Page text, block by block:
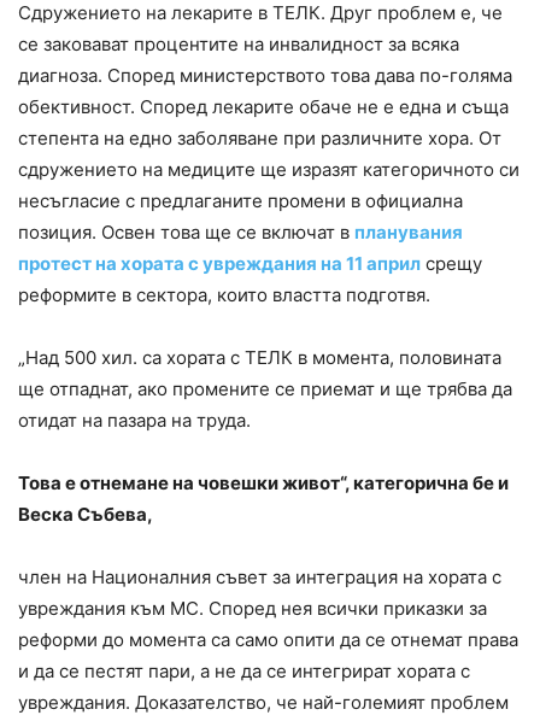
Сдружението на лекарите в ТЕЛК. Друг проблем е, че
се заковават процентите на инвалидност за всяка
диагноза. Според министерството това дава по-голяма
обективност. Според лекарите обаче не е една и съща
степента на едно заболяване при различните хора. От
сдружението на медиците ще изразят категоричното си
несъгласие с предлаганите промени в официална
позиция. Освен това ще се включат в планувания
протест на хората с увреждания на 11 април срещу
реформите в сектора, които властта подготвя.
„Над 500 хил. са хората с ТЕЛК в момента, половината
ще отпаднат, ако промените се приемат и ще трябва да
отидат на пазара на труда.
Това е отнемане на човешки живот“, категорична бе и
Веска Събева,
член на Националния съвет за интеграция на хората с
увреждания към МС. Според нея всички приказки за
реформи до момента са само опити да се отнемат права
и да се пестят пари, а не да се интегрират хората с
увреждания. Доказателство, че най-големият проблем